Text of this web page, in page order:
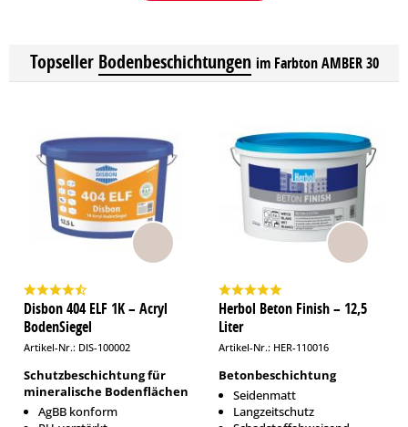
Topseller Bodenbeschichtungen im Farbton AMBER 30
Disbon 404 ELF 1K – Acryl
BodenSiegel
Artikel-Nr.: DIS-100002
Schutzbeschichtung für
mineralische Bodenflächen
AgBB konform
Herbol Beton Finish – 12,5
Liter
Artikel-Nr.: HER-110016
Betonbeschichtung
Seidenmatt
Langzeitschutz